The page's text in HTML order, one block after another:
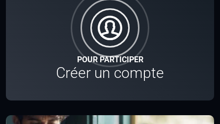
POUR PARTICIPER
Créer un compte